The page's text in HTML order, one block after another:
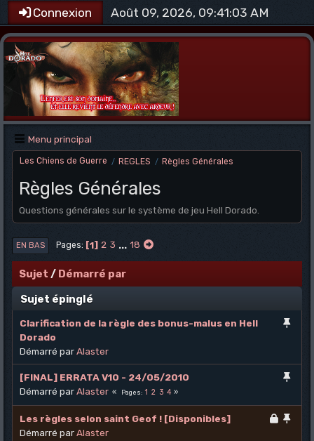
Connexion Août 09, 2026, 09:41:03 AM
Menu principal
Les Chiens de Guerre / REGLES / Règles Générales
Règles Générales
Questions générales sur le système de jeu Hell Dorado.
EN BAS Pages 1 2 3 ... 18
Sujet / Démarré par
Sujet épinglé
Clarification de la règle des bonus-malus en Hell
Dorado
Démarré parAlaster
[FINAL] ERRATA V10 - 24/05/2010
Démarré parAlaster Pages 1 2 3 4
Les règles selon saint Geof ! [Disponibles]
Démarré parAlaster